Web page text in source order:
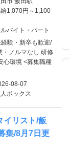
1,070円～1,100
バイト・パート
経験・新卒も歓迎/
・ノルマなし 研修
心環境 <募集職種
08-07
ボックス
イリスト/飯
集/8月7日更